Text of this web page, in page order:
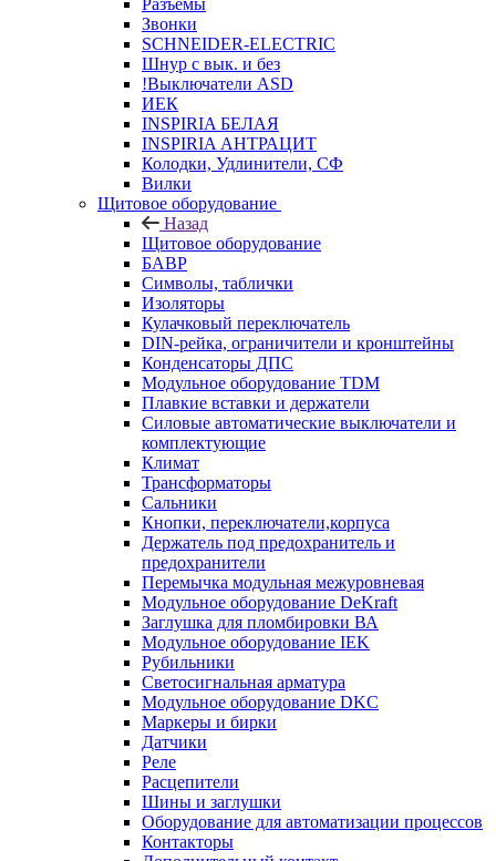
Разъёмы
Звонки
SCHNEIDER-ELECTRIC
Шнур с вык. и без
!Выключатели ASD
ИЕК
INSPIRIA БЕЛАЯ
INSPIRIA АНТРАЦИТ
Колодки, Удлинители, СФ
Вилки
Щитовое оборудование
Назад
Щитовое оборудование
БАВР
Символы, таблички
Изоляторы
Кулачковый переключатель
DIN-рейка, ограничители и кронштейны
Конденсаторы ДПС
Модульное оборудование TDM
Плавкие вставки и держатели
Силовые автоматические выключатели и
комплектующие
Климат
Трансформаторы
Сальники
Кнопки, переключатели,корпуса
Держатель под предохранитель и
предохранители
Перемычка модульная межуровневая
Модульное оборудование DeKraft
Заглушка для пломбировки ВА
Модульное оборудование IEK
Рубильники
Светосигнальная арматура
Модульное оборудование DKC
Маркеры и бирки
Датчики
Реле
Расцепители
Шины и заглушки
Оборудование для автоматизации процессов
Контакторы